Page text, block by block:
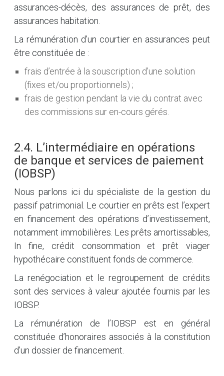
assurances-décès, des assurances de prêt, des
assurances habitation.
La rémunération d’un courtier en assurances peut
être constituée de :
frais d’entrée à la souscription d’une solution
(fixes et/ou proportionnels) ;
frais de gestion pendant la vie du contrat avec
des commissions sur en-cours gérés.
2.4. L’intermédiaire en opérations
de banque et services de paiement
(IOBSP)
Nous parlons ici du spécialiste de la gestion du
passif patrimonial. Le courtier en prêts est l’expert
en financement des opérations d’investissement,
notamment immobilières. Les prêts amortissables,
In fine, crédit consommation et prêt viager
hypothécaire constituent fonds de commerce.
La renégociation et le regroupement de crédits
sont des services à valeur ajoutée fournis par les
IOBSP.
La rémunération de l’IOBSP est en général
constituée d’honoraires associés à la constitution
d’un dossier de financement.